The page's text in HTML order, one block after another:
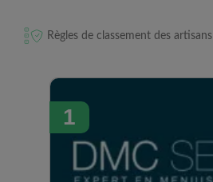
Règles de classement des artisans
1